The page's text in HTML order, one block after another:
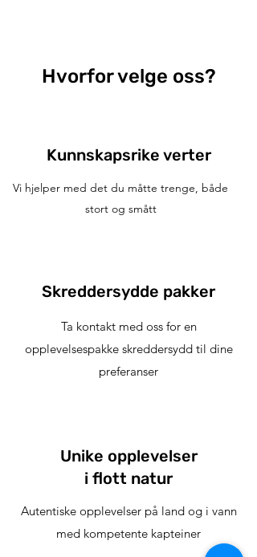
Hvorfor velge oss?
Kunnskapsrike verter
Vi hjelper med det du måtte trenge, både
stort og smått
Skreddersydde pakker
Ta kontakt med oss for en
opplevelsespakke skreddersydd til dine
preferanser
Unike opplevelser
i flott natur
Autentiske opplevelser på land og i vann
med kompetente kapteiner